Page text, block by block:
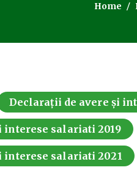
Home
Declarații de avere și
interese salariati 2019
interese salariati 2021